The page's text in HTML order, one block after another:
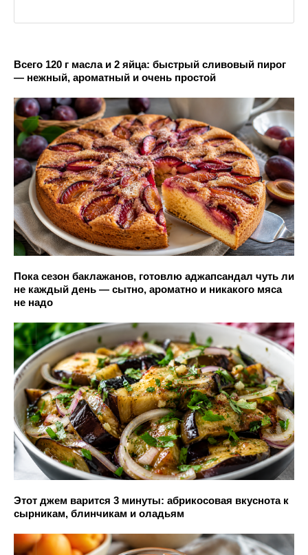
Всего 120 г масла и 2 яйца: быстрый сливовый пирог
— нежный, ароматный и очень простой
Пока сезон баклажанов, готовлю аджапсандал чуть ли
не каждый день — сытно, ароматно и никакого мяса
не надо
Этот джем варится 3 минуты: абрикосовая вкуснота к
сырникам, блинчикам и оладьям